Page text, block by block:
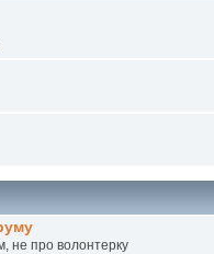
не про волонтерку